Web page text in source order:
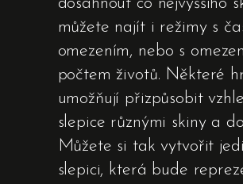
můžete najít i režimy s
omezením, nebo s
počtem životů. Některé
umožňují přizpůsobit
slepice různými skiny a
Můžete si tak vytvořit
slepici, která bude